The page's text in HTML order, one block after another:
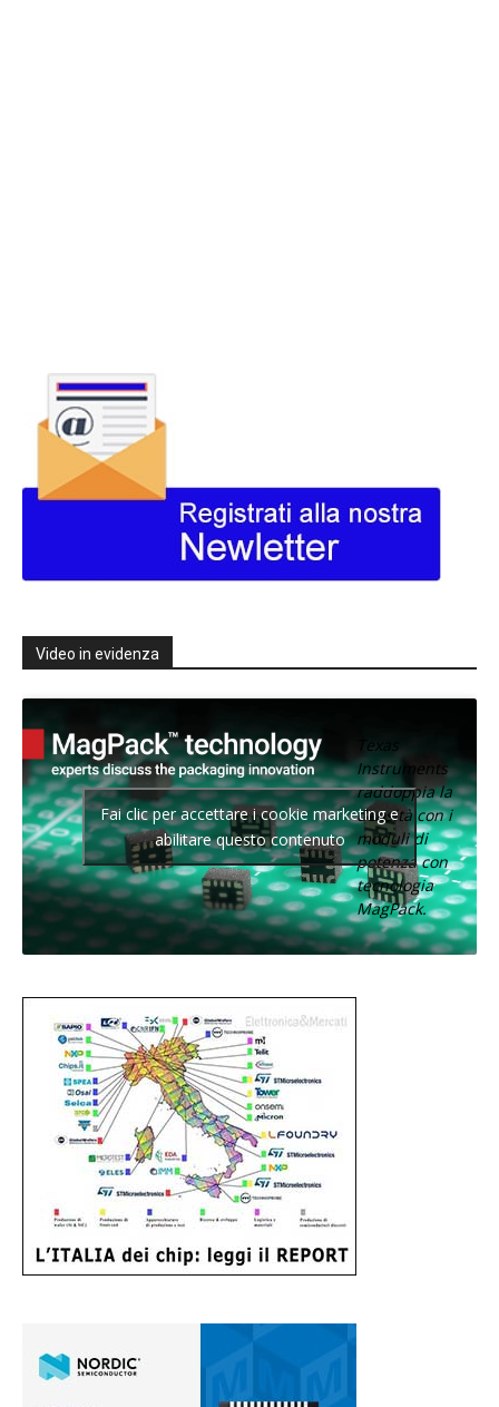
Video in evidenza
Texas
Instruments
raddoppia la
densità con i
moduli di
potenza con
tecnologia
MagPack.
Fai clic per accettare i cookie marketing e
abilitare questo contenuto